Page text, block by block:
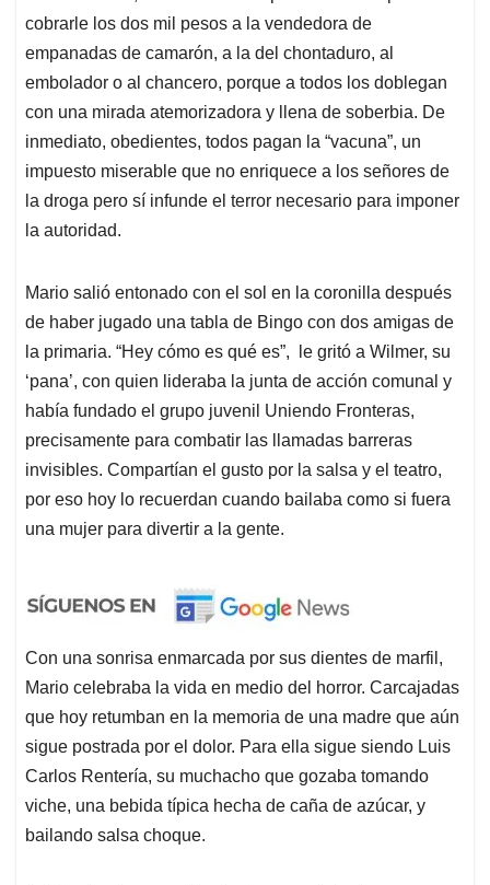
cobrarle los dos mil pesos a la vendedora de
empanadas de camarón, a la del chontaduro, al
embolador o al chancero, porque a todos los doblegan
con una mirada atemorizadora y llena de soberbia. De
inmediato, obedientes, todos pagan la “vacuna”, un
impuesto miserable que no enriquece a los señores de
la droga pero sí infunde el terror necesario para imponer
la autoridad.
Mario salió entonado con el sol en la coronilla después
de haber jugado una tabla de Bingo con dos amigas de
la primaria. “Hey cómo es qué es”, le gritó a Wilmer, su
‘pana’, con quien lideraba la junta de acción comunal y
había fundado el grupo juvenil Uniendo Fronteras,
precisamente para combatir las llamadas barreras
invisibles. Compartían el gusto por la salsa y el teatro,
por eso hoy lo recuerdan cuando bailaba como si fuera
una mujer para divertir a la gente.
Con una sonrisa enmarcada por sus dientes de marfil,
Mario celebraba la vida en medio del horror. Carcajadas
que hoy retumban en la memoria de una madre que aún
sigue postrada por el dolor. Para ella sigue siendo Luis
Carlos Rentería, su muchacho que gozaba tomando
viche, una bebida típica hecha de caña de azúcar, y
bailando salsa choque.